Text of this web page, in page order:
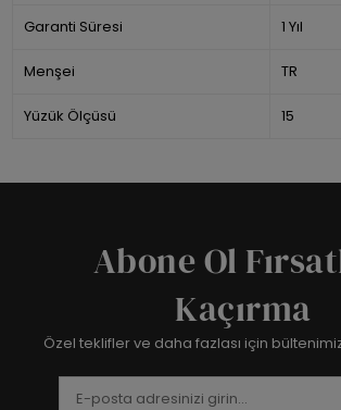
Garanti Süresi 1 Yıl
Menşei TR
Yüzük Ölçüsü 15
Abone Ol
Kaçırma
Özel teklifler ve daha fazlası için